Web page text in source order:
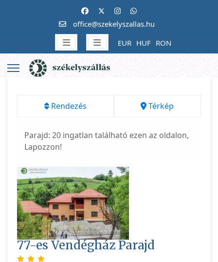
office@szekelyszallas.hu
EUR HUF RON
Rendezés Térkép
Parajd: 20 ingatlan található ezen az oldalon,
Lapozzon!
77-es Vendégház Parajd